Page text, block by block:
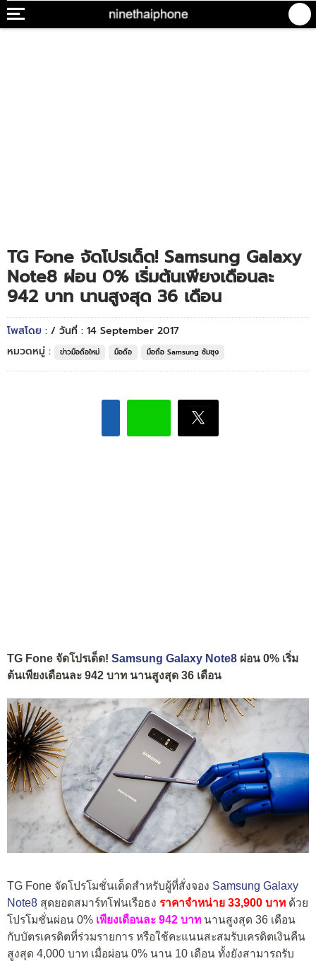
TG Fone จัดโปรเด็ด! Samsung Galaxy
Note8 ผ่อน 0% เริ่มต้นเพียงเดือนละ
942 บาท นานสูงสุด 36 เดือน
โพสโดย : / วันที่ : 14 September 2017
หมวดหมู่ :
ข่าวมือถือใหม่ มือถือ มือถือ Samsung ซัมซุง
TG Fone จัดโปรเด็ด! Samsung Galaxy Note8 ผ่อน 0% เริ่ม
ต้นเพียงเดือนละ 942 บาท นานสูงสุด 36 เดือน
TG Fone จัดโปรโมชั่นเด็ดสำหรับผู้ที่สั่งจอง Samsung Galaxy
Note8 สุดยอดสมาร์ทโฟนเรือธง ราคาจำหน่าย 33,900 บาท ด้วย
โปรโมชั่นผ่อน 0% เพียงเดือนละ 942 บาท นานสูงสุด 36 เดือน
กับบัตรเครดิตที่ร่วมรายการ หรือใช้คะแนนสะสมรับเครดิตเงินคืน
สูงสุด 4,000 บาท เมื่อผ่อน 0% นาน 10 เดือน ทั้งยังสามารถรับ